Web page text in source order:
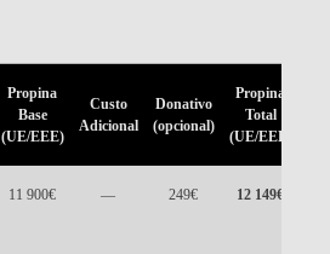
Propina
Base
(UE/EEE)
Custo
Adicional
Donativo
(opcional)
Propina
Total
(UE/EEE)
11 900€ — 249€ 12 149€